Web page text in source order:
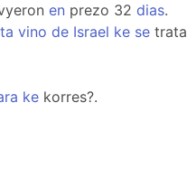
en prezo 32 dias.
vino de Israel ke se trata
ke korres?.